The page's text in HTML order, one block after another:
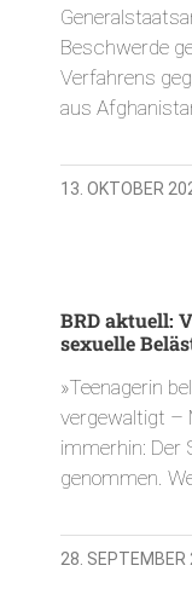
Beschwerde
Verfahrens
aus
13. OKTOBER
BRD aktuell:
sexuelle
»Teenagerin
vergewaltigt –
immerhin: Der
genommen.
28. SEPTEMBER